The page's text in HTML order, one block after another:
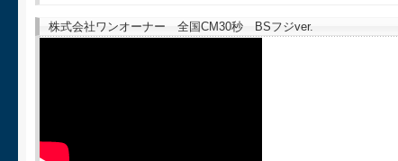
株式会社ワンオーナー 全国CM30秒 BSフジver.